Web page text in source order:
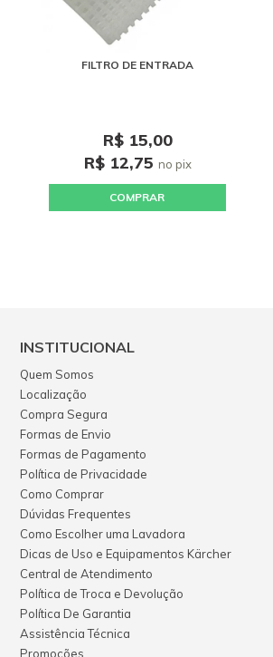
FILTRO DE ENTRADA
R$ 15,00
R$ 12,75 no pix
COMPRAR
INSTITUCIONAL
Quem Somos
Localização
Compra Segura
Formas de Envio
Formas de Pagamento
Política de Privacidade
Como Comprar
Dúvidas Frequentes
Como Escolher uma Lavadora
Dicas de Uso e Equipamentos Kärcher
Central de Atendimento
Política de Troca e Devolução
Política De Garantia
Assistência Técnica
Promoções